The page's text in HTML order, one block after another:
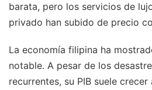
barata, pero los servicios de
privado han subido de precio
La economía filipina ha
notable. A pesar de los
recurrentes, su PIB suele